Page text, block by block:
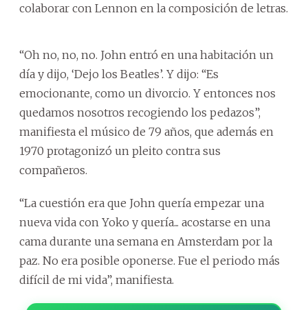
colaborar con Lennon en la composición de letras.
“Oh no, no, no. John entró en una habitación un
día y dijo, ‘Dejo los Beatles’. Y dijo: “Es
emocionante, como un divorcio. Y entonces nos
quedamos nosotros recogiendo los pedazos”,
manifiesta el músico de 79 años, que además en
1970 protagonizó un pleito contra sus
compañeros.
“La cuestión era que John quería empezar una
nueva vida con Yoko y quería... acostarse en una
cama durante una semana en Amsterdam por la
paz. No era posible oponerse. Fue el periodo más
difícil de mi vida”, manifiesta.